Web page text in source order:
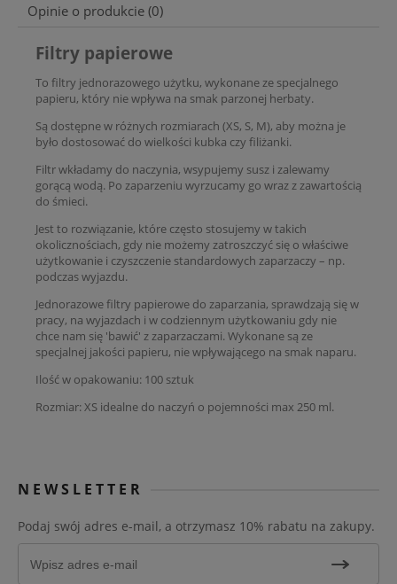
Opinie o produkcie (0)
Filtry papierowe
To filtry jednorazowego użytku, wykonane ze specjalnego
papieru, który nie wpływa na smak parzonej herbaty.
Są dostępne w różnych rozmiarach (XS, S, M), aby można je
było dostosować do wielkości kubka czy filiżanki.
Filtr wkładamy do naczynia, wsypujemy susz i zalewamy
gorącą wodą. Po zaparzeniu wyrzucamy go wraz z zawartością
do śmieci.
Jest to rozwiązanie, które często stosujemy w takich
okolicznościach, gdy nie możemy zatroszczyć się o właściwe
użytkowanie i czyszczenie standardowych zaparzaczy – np.
podczas wyjazdu.
Jednorazowe filtry papierowe do zaparzania, sprawdzają się w
pracy, na wyjazdach i w codziennym użytkowaniu gdy nie
chce nam się 'bawić' z zaparzaczami. Wykonane są ze
specjalnej jakości papieru, nie wpływającego na smak naparu.
Ilość w opakowaniu: 100 sztuk
Rozmiar: XS idealne do naczyń o pojemności max 250 ml.
NEWSLETTER
Podaj swój adres e-mail, a otrzymasz 10% rabatu na zakupy.